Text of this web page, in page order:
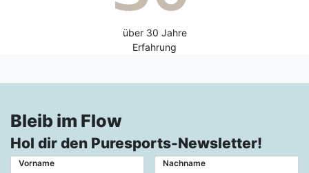
über 30 Jahre
Erfahrung
Bleib im Flow
Hol dir den Puresports-Newsletter!
Vorname Nachname